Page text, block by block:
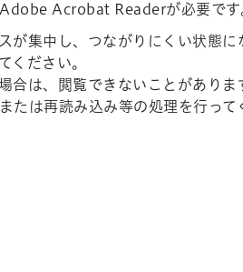
Acrobat Readerが必要です
が集中し、つながりにくい状態
ください。
合は、閲覧できないことがありま
たは再読み込み等の処理を行って